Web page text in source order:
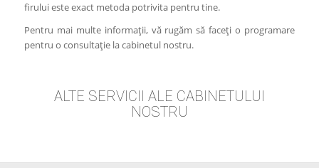
firului este exact metoda potrivita pentru tine.
Pentru mai multe informații, vă rugăm să faceți o programare
pentru o consultație la cabinetul nostru.
ALTE SERVICII ALE CABINETULUI
NOSTRU